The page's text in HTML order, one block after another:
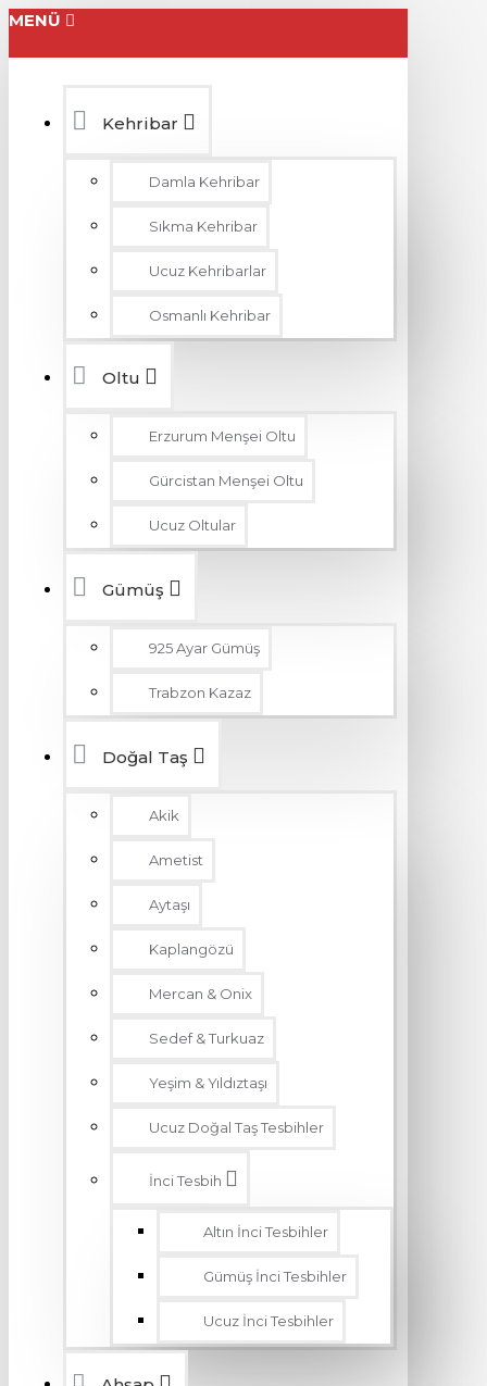
MENÜ
Kehribar
Damla Kehribar
Sıkma Kehribar
Ucuz Kehribarlar
Osmanlı Kehribar
Oltu
Erzurum Menşei Oltu
Gürcistan Menşei Oltu
Ucuz Oltular
Gümüş
925 Ayar Gümüş
Trabzon Kazaz
Doğal Taş
Akik
Ametist
Aytaşı
Kaplangözü
Mercan & Onix
Sedef & Turkuaz
Yeşim & Yıldıztaşı
Ucuz Doğal Taş Tesbihler
İnci Tesbih
Altın İnci Tesbihler
Gümüş İnci Tesbihler
Ucuz İnci Tesbihler